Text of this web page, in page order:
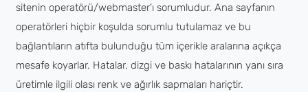
sitenin operatörü/webmaster'ı sorumludur. Ana sayfanın
operatörleri hiçbir koşulda sorumlu tutulamaz ve bu
bağlantıların atıfta bulunduğu tüm içerikle aralarına açıkça
mesafe koyarlar. Hatalar, dizgi ve baskı hatalarının yanı sıra
üretimle ilgili olası renk ve ağırlık sapmaları hariçtir.